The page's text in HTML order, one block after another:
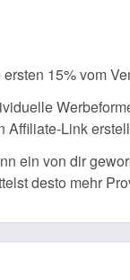
15% vom
Link
ein von dir
desto mehr